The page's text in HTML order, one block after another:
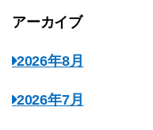
アーカイブ
2026年8月
2026年7月